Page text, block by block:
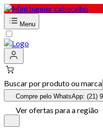
Menu
Buscar por produto ou marca
Compre pelo WhatsApp: (21)
Ver ofertas para a região